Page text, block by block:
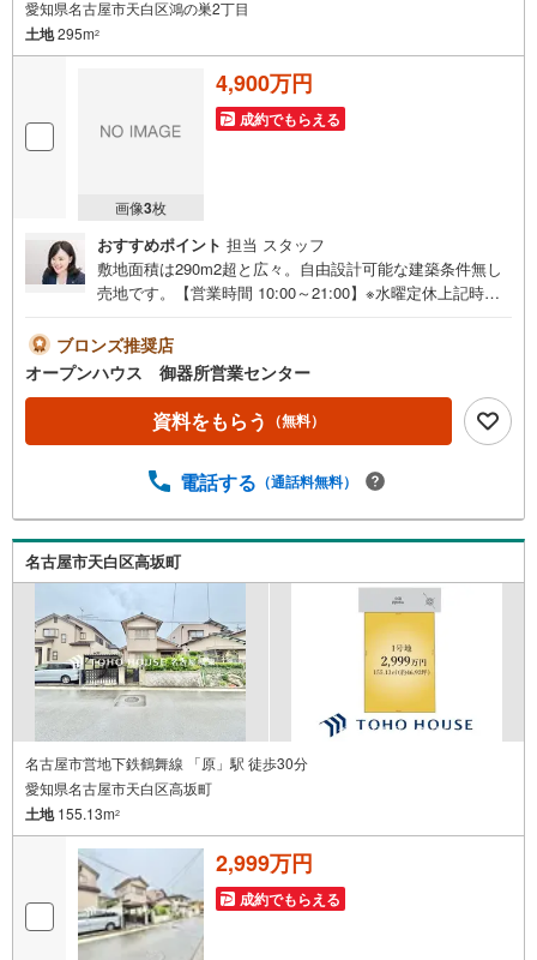
取
る
・
を
ー
す
る
愛知県名古屋市天白区鴻の巣2丁目
土地295m2
画像3枚
4,900万円
成約でもらえる
おすすめポイント 担当 スタッフ
敷地面積は290m2超と広々。自由設計可能な建築条件無し
売地です。【営業時間 10:00～21:00】※水曜定休上記時間
連絡ください！現地を見学される場合は「室内・現地を見
学する（無料）」ボタンよりご希望の日時をご記入いただ
けますとスムーズにご案内が可能です。◎現地のご案内に
ついて・平日や夜遅い時間帯もご案内が可能 ※定休日を除
く・経験豊富なスタッフが物件詳細を丁寧にご説明いたし
します。・チャイルドシートのご用意ございます。◎個別F
大歓迎です！年間8000棟以上の限定物件を発表しているオ
ープンハウスだから出会える物件が多数ございます。ぜひ
お気軽にご連絡・ご相談ください！※限定物件:当社のみ、
もしくは当社を含めた数社でのみご紹介可能なオープンハ
ウス・ディベロップメントの物件
ブロンズ推奨店
オープンハウス 御器所営業センター
資料をもらう （無料）
電話する （通話料無料）
名古屋市天白区高坂町
名古屋市営地下鉄鶴舞線 「原」駅 徒歩30分
愛知県名古屋市天白区高坂町
土地155.13m2
2,999万円
成約でもらえる